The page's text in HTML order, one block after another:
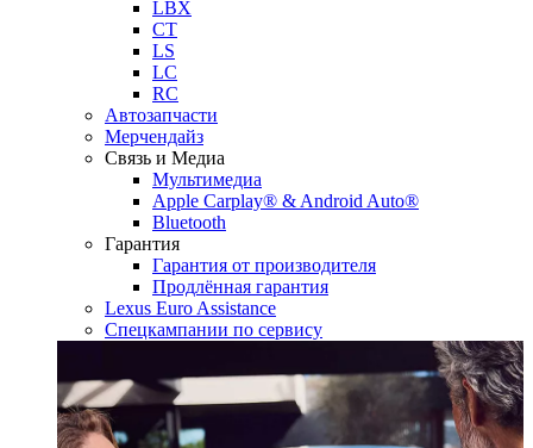
LBX
CT
LS
LC
RC
Автозапчасти
Мерчендайз
Связь и Медиа
Мультимедиа
Apple Carplay® & Android Auto®
Bluetooth
Гарантия
Гарантия от производителя
Продлённая гарантия
Lexus Euro Assistance
Спецкампании по сервису